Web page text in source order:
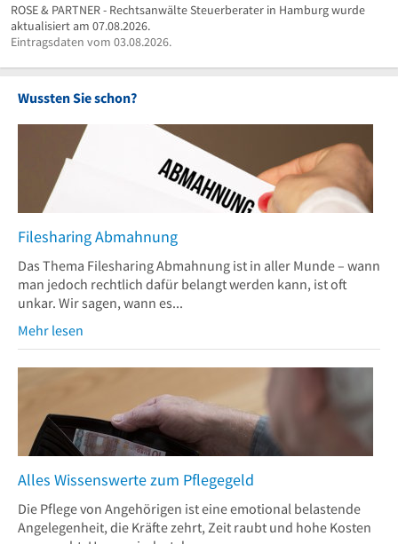
ROSE & PARTNER - Rechtsanwälte Steuerberater in Hamburg wurde
aktualisiert am 07.08.2026.
Eintragsdaten vom 03.08.2026.
Wussten Sie schon?
Filesharing Abmahnung
Das Thema Filesharing Abmahnung ist in aller Munde – wann
man jedoch rechtlich dafür belangt werden kann, ist oft
unkar. Wir sagen, wann es...
Mehr lesen
Alles Wissenswerte zum Pflegegeld
Die Pflege von Angehörigen ist eine emotional belastende
Angelegenheit, die Kräfte zehrt, Zeit raubt und hohe Kosten